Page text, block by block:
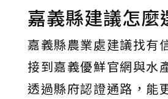
嘉義縣建議怎麼
嘉義縣農業處建議找有
接到嘉義優鮮官網與水
透過縣府認證通路，能